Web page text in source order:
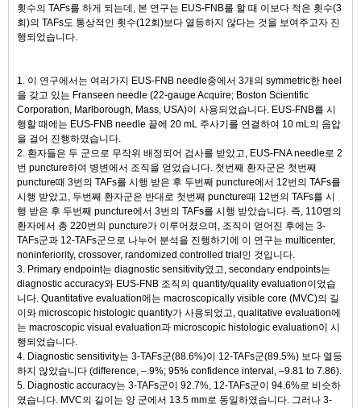
횟수의 TAFs를 하게 되는데, 본 연구는 EUS-FNB를 할 때 이보다 적은 횟수(3
회)의 TAFs도 통상적인 횟수(12회)보다 열등하지 않다는 것을 보여주고자 진
행되었습니다.
1. 이 연구에서는 여러가지 EUS-FNB needle중에서 3개의 symmetric한 heel
을 갖고 있는 Franseen needle (22-gauge Acquire; Boston Scientific
Corporation, Marlborough, Mass, USA)이 사용되었습니다. EUS-FNB를 시
행할 때에는 EUS-FNB needle 끝에 20 mL 주사기를 연결하여 10 mL의 음압
을 걸어 진행하였습니다.
2. 환자들은 두 군으로 무작위 배정되어 검사를 받았고, EUS-FNA needle로 2
번 puncture하여 병변에서 조직을 얻었습니다. 첫번째 환자군은 첫번째
puncture때 3번의 TAFs를 시행 받은 후 두번째 puncture에서 12번의 TAFs를
시행 받았고, 두번째 환자군은 반대로 첫번째 puncture때 12번의 TAFs를 시
행 받은 후 두번째 puncture에서 3번의 TAFs를 시행 받았습니다. 즉, 110명의
환자에서 총 220번의 puncture가 이루어졌으며, 조직이 얻어진 후에는 3-
TAFs군과 12-TAFs군으로 나누어 분석을 진행하기에 이 연구는 multicenter,
noninferiority, crossover, randomized controlled trial인 것입니다.
3. Primary endpoint는 diagnostic sensitivity였고, secondary endpoints는
diagnostic accuracy와 EUS-FNB 조직의 quantity/quality evaluation이었습
니다. Quantitative evaluation에는 macroscopically visible core (MVC)의 길
이와 microscopic histologic quantity가 사용되었고, qualitative evaluation에
는 macroscopic visual evaluation과 microscopic histologic evaluation이 시
행되었습니다.
4. Diagnostic sensitivity는 3-TAFs군(88.6%)이 12-TAFs군(89.5%) 보다 열등
하지 않았습니다 (difference, –.9%; 95% confidence interval, –9.81 to 7.86).
5. Diagnostic accuracy는 3-TAFs군이 92.7%, 12-TAFs군이 94.6%로 비슷하
였습니다. MVC의 길이는 양 군에서 13.5 mm로 동일하였습니다. 그러나 3-